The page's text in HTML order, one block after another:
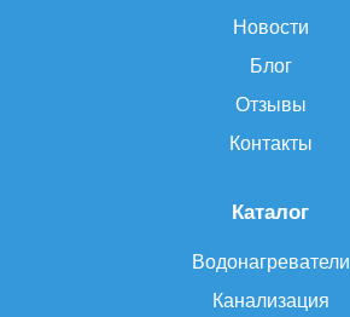
Каталог
Водонагреватели
Канализация
Новости
Блог
Отзывы
Контакты